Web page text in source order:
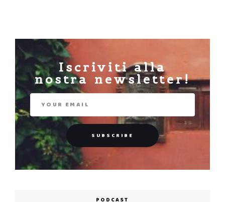
Iscriviti alla
nostra newsletter!
PODCAST